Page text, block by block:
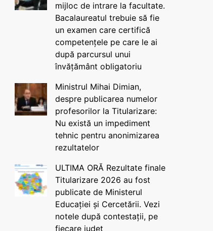
mijloc de intrare la facultate.
Bacalaureatul trebuie să fie
un examen care certifică
competențele pe care le ai
după parcursul unui
învățământ obligatoriu
Ministrul Mihai Dimian,
despre publicarea numelor
profesorilor la Titularizare:
Nu există un impediment
tehnic pentru anonimizarea
rezultatelor
ULTIMA ORĂ Rezultate finale
Titularizare 2026 au fost
publicate de Ministerul
Educației și Cercetării. Vezi
notele după contestații, pe
fiecare județ